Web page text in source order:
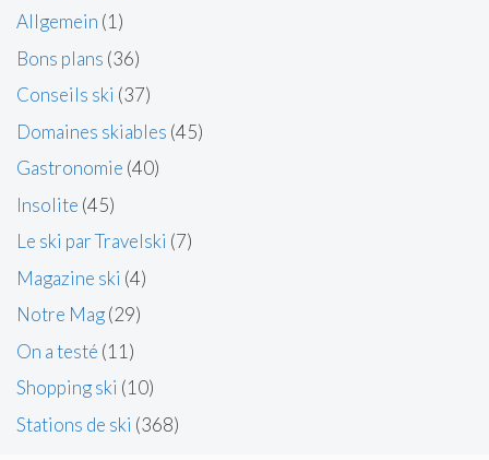
Allgemein (1)
Bons plans (36)
Conseils ski (37)
Domaines skiables (45)
Gastronomie (40)
Insolite (45)
Le ski par Travelski (7)
Magazine ski (4)
Notre Mag(29)
On a testé (11)
Shopping ski (10)
Stations de ski (368)